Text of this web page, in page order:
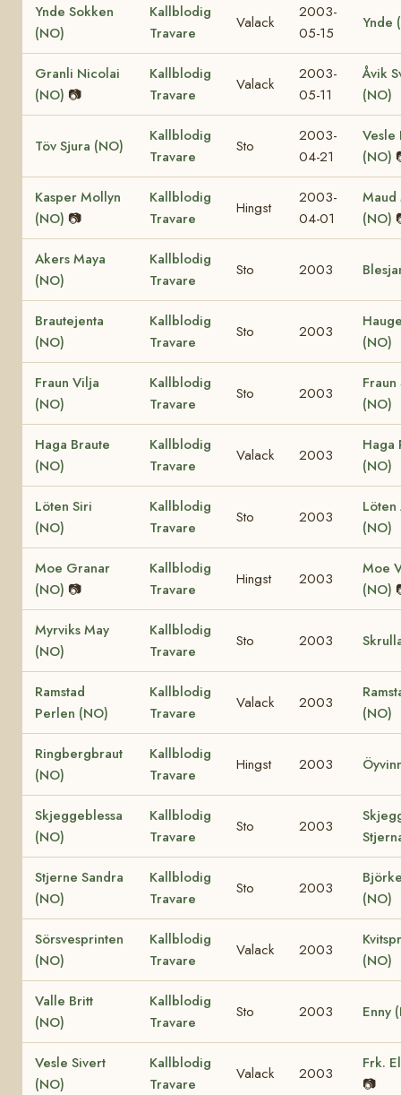
Ynde Sokken
(NO)
Kallblodig
Travare
Valack
2003-
05-15
Ynde
Granli Nicolai
(NO) 📷
Kallblodig
Travare
Valack
2003-
05-11
Åvik
(NO)
Töv Sjura (NO)
Kallblodig
Travare
Sto
2003-
04-21
Vesle
(NO)
Kasper Mollyn
(NO) 📷
Kallblodig
Travare
Hingst
2003-
04-01
Maud
(NO)
Akers Maya
(NO)
Kallblodig
Travare
Sto 2003
Brautejenta
(NO)
Kallblodig
Travare
Sto 2003
(NO)
Fraun Vilja
(NO)
Kallblodig
Travare
Sto 2003
Fraun
(NO)
Haga Braute
(NO)
Kallblodig
Travare
Valack 2003
Haga
(NO)
Löten Siri
(NO)
Kallblodig
Travare
Sto 2003
Löten
(NO)
Moe Granar
(NO) 📷
Kallblodig
Travare
Hingst 2003
Moe
(NO)
Myrviks May
(NO)
Kallblodig
Travare
Sto 2003
Ramstad
Perlen (NO)
Kallblodig
Travare
Valack 2003
(NO)
Ringbergbraut
(NO)
Kallblodig
Travare
Hingst 2003
Skjeggeblessa
(NO)
Kallblodig
Travare
Sto 2003
Stjerne Sandra
(NO)
Kallblodig
Travare
Sto 2003
(NO)
Sörsvesprinten
(NO)
Kallblodig
Travare
Valack 2003
(NO)
Valle Britt
(NO)
Kallblodig
Travare
Sto 2003 Enny
Vesle Sivert
(NO)
Kallblodig
Travare
Valack 2003
Frk.
📷